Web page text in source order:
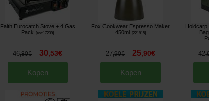
Faith Eurocatch Stove + 4 Gas
Pack
esc17239]
46,80€ 30,53€
Kopen
Fox Cookwear Espresso Maker
450ml
221815]
27,90€ 25,90€
Kopen
Holdcarp
42,